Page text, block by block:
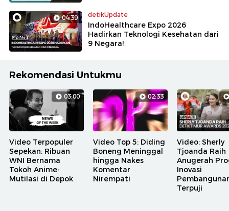
04:39 detikUpdate
IndoHealthcare Expo 2026
Hadirkan Teknologi Kesehatan dari
9 Negara!
Rekomendasi Untukmu
03:00
Video Terpopuler
Sepekan: Ribuan
WNI Bernama
Tokoh Anime-
Mutilasi di Depok
02:33
Video Top 5: Diding
Boneng Meninggal
hingga Nakes
Komentar
Nirempati
Video: Sherly
Tjoanda Raih
Anugerah
Inovasi
Terpuji